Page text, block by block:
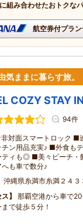
組み合わせたおトクな
航空券付プラ
ままに暮らす旅。
COZY STAY
94件
対面スマートロック ■
チン用品充実♪ ■外食も
ティも◎ ■美々ビーチ・
も車で数分♪
沖縄県糸満市糸満２４３
ス
那覇空港から車で
で徒歩５分！